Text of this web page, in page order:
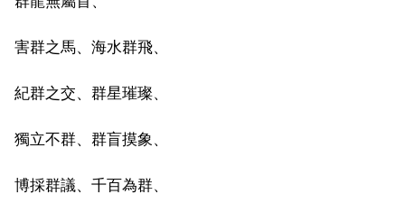
害群之馬、海水群飛、
紀群之交、群星璀璨、
獨立不群、群盲摸象、
博採群議、千百為群、